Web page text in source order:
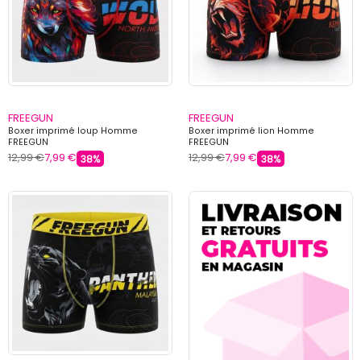
FREEGUN
Boxer imprimé loup Homme
FREEGUN
12,99 €7,99 € 38%
FREEGUN
Boxer imprimé lion Homme
FREEGUN
12,99 €7,99 € 38%